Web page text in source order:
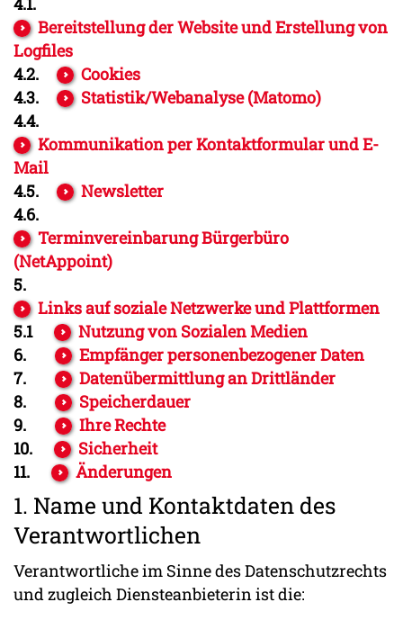
Bereitstellung der Website und Erstellung von
Logfiles
4.2.
Cookies
4.3.
Statistik/Webanalyse (Matomo)
4.4.
Kommunikation per Kontaktformular und E-
Mail
4.5.
Newsletter
4.6.
Terminvereinbarung Bürgerbüro
(NetAppoint)
5.
Links auf soziale Netzwerke und Plattformen
5.1
Nutzung von Sozialen Medien
6.
Empfänger personenbezogener Daten
7.
Datenübermittlung an Drittländer
8.
Speicherdauer
9.
Ihre Rechte
10.
Sicherheit
11.
Änderungen
1. Name und Kontaktdaten des
Verantwortlichen
Verantwortliche im Sinne des Datenschutzrechts
und zugleich Diensteanbieterin ist die: